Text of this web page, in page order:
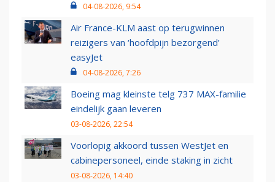
04-08-2026, 9:54
Air France-KLM aast op terugwinnen
reizigers van ‘hoofdpijn bezorgend’
easyJet
04-08-2026, 7:26
Boeing mag kleinste telg 737 MAX-familie
eindelijk gaan leveren
03-08-2026, 22:54
Voorlopig akkoord tussen WestJet en
cabinepersoneel, einde staking in zicht
03-08-2026, 14:40